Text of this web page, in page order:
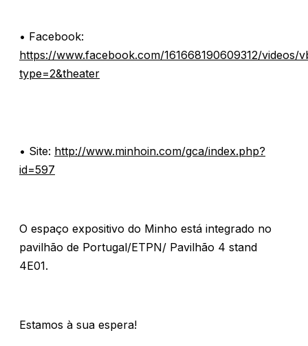
• Facebook:
https://www.facebook.com/161668190609312/videos/
type=2&theater
• Site: http://www.minhoin.com/gca/index.php?
id=597
O espaço expositivo do Minho está integrado no
pavilhão de Portugal/ETPN/ Pavilhão 4 stand
4E01.
Estamos à sua espera!